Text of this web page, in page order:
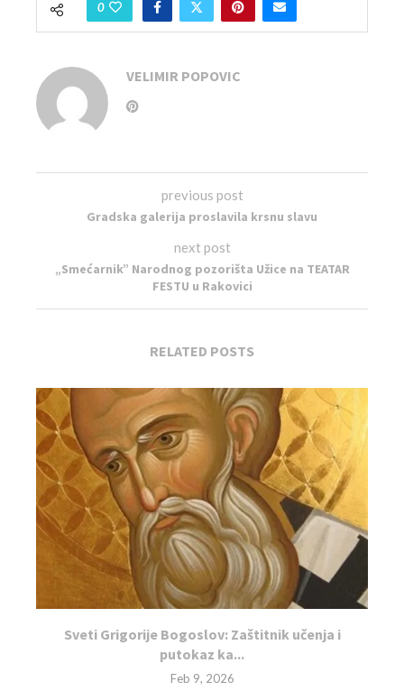
0
VELIMIR POPOVIC
previous post
Gradska galerija proslavila krsnu slavu
next post
„Smećarnik” Narodnog pozorišta Užice na TEATAR
FESTU u Rakovici
RELATED POSTS
Sveti Grigorije Bogoslov: Zaštitnik učenja i
putokaz ka...
Feb 9, 2026